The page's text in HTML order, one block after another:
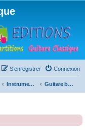
Connexion
S’enregistrer
Instruments anciens Guitare baroque